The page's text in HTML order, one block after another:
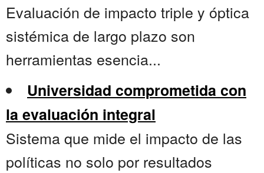
Evaluación de impacto triple y óptica
sistémica de largo plazo son
herramientas esencia...
Universidad comprometida con
la evaluación integral
Sistema que mide el impacto de las
políticas no solo por resultados